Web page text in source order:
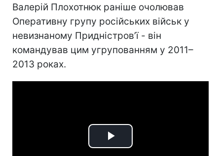
Валерій Плохотнюк раніше очолював
Оперативну групу російських військ у
невизнаному Придністров’ї - він
командував цим угрупованням у 2011–
2013 роках.
Play